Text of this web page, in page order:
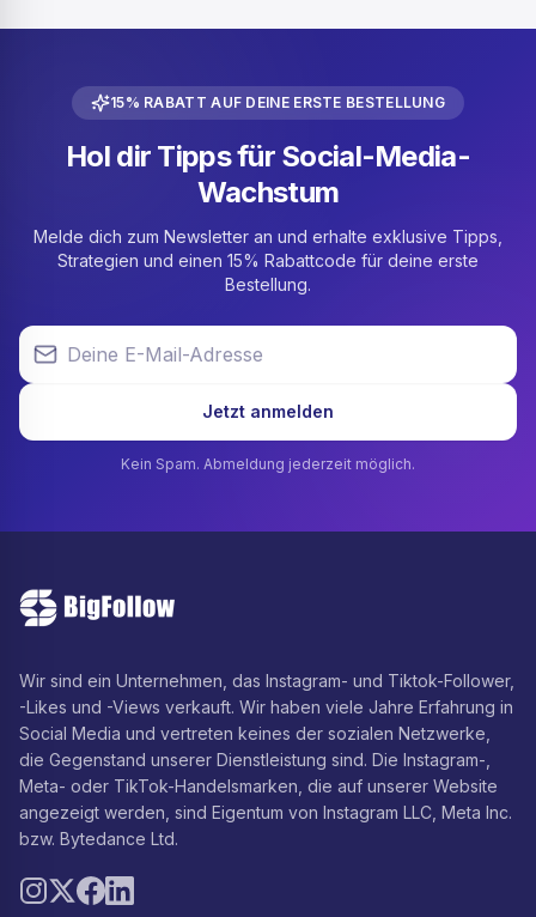
15% RABATT AUF DEINE ERSTE BESTELLUNG
Hol dir Tipps für Social-Media-
Wachstum
Melde dich zum Newsletter an und erhalte exklusive Tipps,
Strategien und einen 15% Rabattcode für deine erste
Bestellung.
Deine E-Mail-Adresse
Jetzt anmelden
Kein Spam. Abmeldung jederzeit möglich.
Wir sind ein Unternehmen, das Instagram- und Tiktok-Follower,
-Likes und -Views verkauft. Wir haben viele Jahre Erfahrung in
Social Media und vertreten keines der sozialen Netzwerke,
die Gegenstand unserer Dienstleistung sind. Die Instagram-,
Meta- oder TikTok-Handelsmarken, die auf unserer Website
angezeigt werden, sind Eigentum von Instagram LLC, Meta Inc.
bzw. Bytedance Ltd.